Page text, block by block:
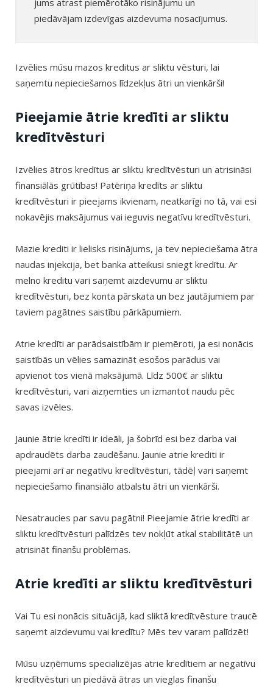
jums atrast piemērotāko risinājumu un
piedāvājam izdevīgas aizdevuma nosacījumus.
Izvēlies mūsu mazos kreditus ar sliktu vēsturi, lai
saņemtu nepieciešamos līdzekļus ātri un vienkārši!
Pieejamie ātrie kredīti ar sliktu
kredītvēsturi
Izvēlies ātros kredītus ar sliktu kredītvēsturi un atrisināsi
finansiālās grūtības! Patēriņa kredīts ar sliktu
kredītvēsturi ir pieejams ikvienam, neatkarīgi no tā, vai esi
nokavējis maksājumus vai ieguvis negatīvu kredītvēsturi.
Mazie krediti ir lielisks risinājums, ja tev nepieciešama ātra
naudas injekcija, bet banka atteikusi sniegt kredītu. Ar
melno kreditu vari saņemt aizdevumu ar sliktu
kredītvēsturi, bez konta pārskata un bez jautājumiem par
taviem pagātnes saistību pārkāpumiem.
Atrie kredīti ar parādsaistībām ir piemēroti, ja esi nonācis
saistībās un vēlies samazināt esošos parādus vai
apvienot tos vienā maksājumā. Līdz 500€ ar sliktu
kredītvēsturi, vari aizņemties un izmantot naudu pēc
savas izvēles.
Jaunie ātrie kredīti ir ideāli, ja šobrīd esi bez darba vai
apdraudēts darba zaudēšanu. Jaunie atrie krediti ir
pieejami arī ar negatīvu kredītvēsturi, tādēļ vari saņemt
nepieciešamo finansiālo atbalstu ātri un vienkārši.
Nesatraucies par savu pagātni! Pieejamie ātrie kredīti ar
sliktu kredītvēsturi palīdzēs tev nokļūt atkal stabilitātē un
atrisināt finanšu problēmas.
Atrie kredīti ar sliktu kredītvēsturi
Vai Tu esi nonācis situācijā, kad sliktā kredītvēsture traucē
saņemt aizdevumu vai kredītu? Mēs tev varam palīdzēt!
Mūsu uzņēmums specializējas atrie kredītiem ar negatīvu
kredītvēsturi un piedāvā ātras un vieglas finanšu